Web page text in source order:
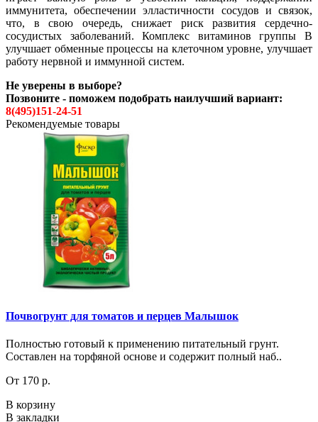
иммунитета, обеспечении элластичности сосудов и связок,
что, в свою очередь, снижает риск развития сердечно-
сосудистых заболеваний. Комплекс витаминов группы B
улучшает обменные процессы на клеточном уровне, улучшает
работу нервной и иммунной систем.
Не уверены в выборе?
Позвоните - поможем подобрать наилучший вариант:
8(495)151-24-51
Рекомендуемые товары
Почвогрунт для томатов и перцев Малышок
Полностью готовый к применению питательный грунт.
Составлен на торфяной основе и содержит полный наб..
От 170 р.
В корзину
В закладки